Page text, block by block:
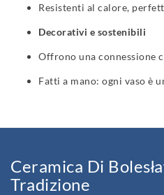
Resistenti al calore,
Decorativi e sostenibili
Offrono una connessione
Fatti a mano: ogni vaso è
Ceramica Di
Tradizione